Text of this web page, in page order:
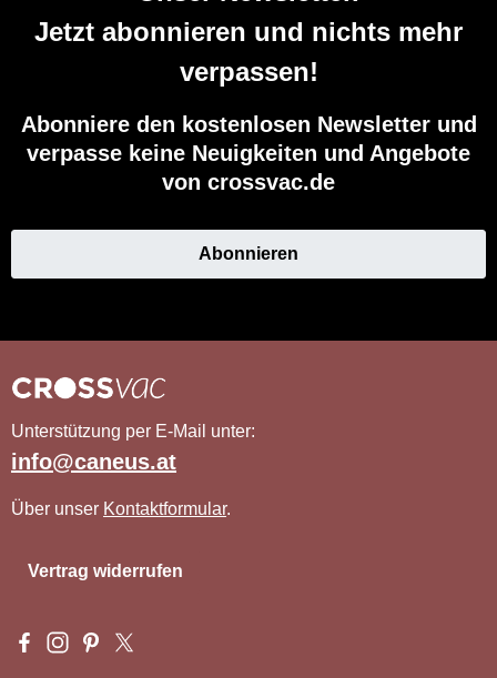
Jetzt abonnieren und nichts mehr
verpassen!
Abonniere den kostenlosen Newsletter und
verpasse keine Neuigkeiten und Angebote
von crossvac.de
Abonnieren
Unterstützung per E-Mail unter:
info@caneus.at
Über unser Kontaktformular.
Vertrag widerrufen
Besuche uns auf Facebook – öffnet in neuem Tab (externer
Schau auf Instagram vorbei – öffnet in neuem Tab
Lass dich auf Pinterest inspirieren – öffnet in neuem
Folge uns auf X – öffnet in neuem Tab (externer